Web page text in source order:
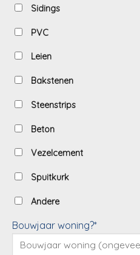
Sidings
PVC
Leien
Bakstenen
Steenstrips
Beton
Vezelcement
Spuitkurk
Andere
Bouwjaar woning?*